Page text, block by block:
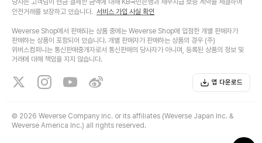
당사는 고객님이 현금 결제한 금액에 대해 KB국민은행과 채무지급 보증 계약을 체결하여
안전거래를 보장하고 있습니다. 서비스 가입 사실 확인
Weverse Shop에서 판매되는 상품 중에는 Weverse Shop에 입점한 개별 판매자가
판매하는 상품이 포함되어 있습니다. 개별 판매자가 판매하는 상품의 경우 (주)
위버스컴퍼니는 통신판매중개자로서 통신판매의 당사자가 아니며, 등록된 상품의 정보 및
거래에 대해 책임을 지지 않습니다.
앱 다운로드
© 2026 Weverse Company Inc. or its affiliates (Weverse Japan Inc. &
Weverse America Inc.) all rights reserved.